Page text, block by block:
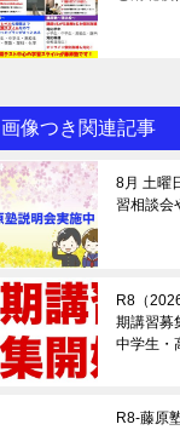
画像つき関連記事
8月 土曜
習相談会
R8（
期講習募
中学生・
R8-藤原